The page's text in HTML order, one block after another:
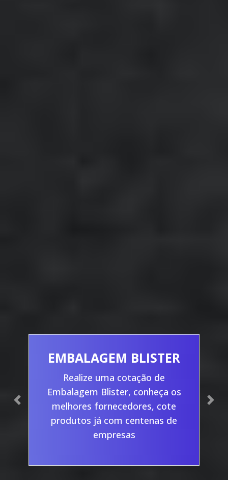
EMBALAGEM BLISTER
Realize uma cotação de
Embalagem Blister, conheça os
melhores fornecedores, cote
produtos já com centenas de
empresas
Previous Next